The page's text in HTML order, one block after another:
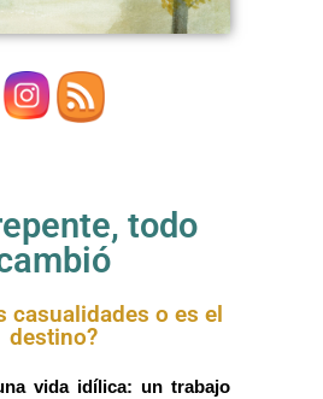
todo
casualidades o es el
destino?
vida idílica: un trabajo